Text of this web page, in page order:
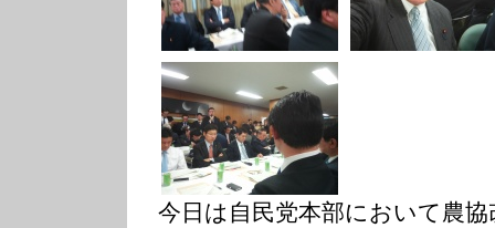
今日は自民党本部において農